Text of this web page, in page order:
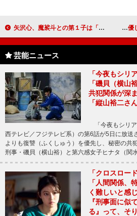
矢沢心、魔裟斗との第１子は「女の子」 「出産予定日は６月末」と報告 山本
芸能ニュース
「今夜もシリ
「磯貝（横山
共犯関係が深
「縦山裕二さ
「今夜もシリ
西テレビ／フジテレビ系）の第6話が5日に放
よりも復讐（ふくしゅう）を優先し、秘密の共
刑事・磯貝（横山裕）と第六感女子ヒナタ（関
「クロスロー
「人間関係、
く難しいと感
『刑事面に似
る』って、そ